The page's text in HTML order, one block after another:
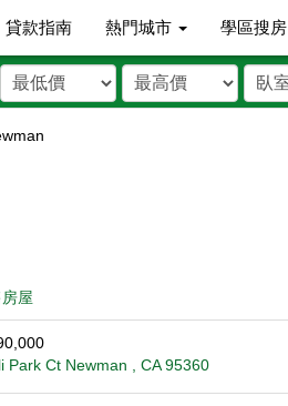
貸款指南 熱門城市 學區搜房
屋
Park Ct Newman , CA 95360